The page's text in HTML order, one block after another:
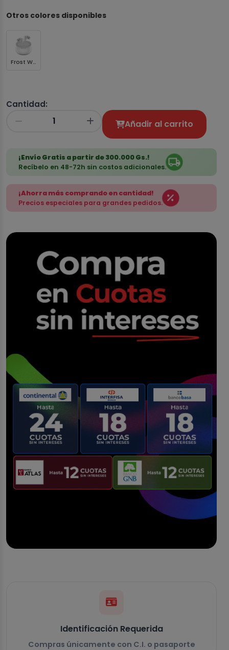
Otros colores disponibles
Frost White
Cantidad:
Añadir al carrito
¡Envío Gratis a partir de 300.000 Gs.!
Recíbelo en 48-72h sin costos adicionales.
¡Ahorra más comprando en cantidad!
Precios especiales para grandes pedidos.
Identificación Requerida
Compras únicamente con C.I. o pasaporte